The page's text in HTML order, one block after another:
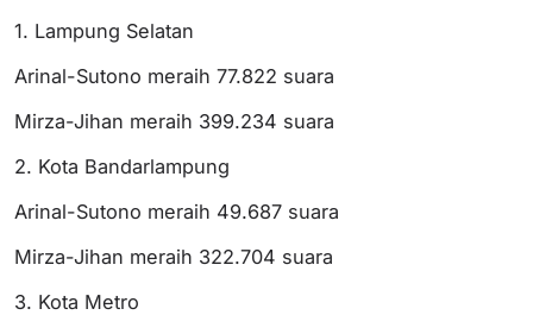
1. Lampung Selatan
Arinal-Sutono meraih 77.822 suara
Mirza-Jihan meraih 399.234 suara
2. Kota Bandarlampung
Arinal-Sutono meraih 49.687 suara
Mirza-Jihan meraih 322.704 suara
3. Kota Metro